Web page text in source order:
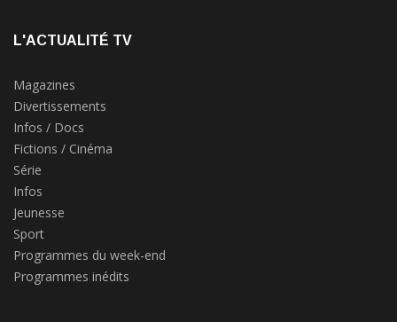
L'ACTUALITÉ TV
Magazines
Divertissements
Infos / Docs
Fictions / Cinéma
Série
Infos
Jeunesse
Sport
Programmes du week-end
Programmes inédits